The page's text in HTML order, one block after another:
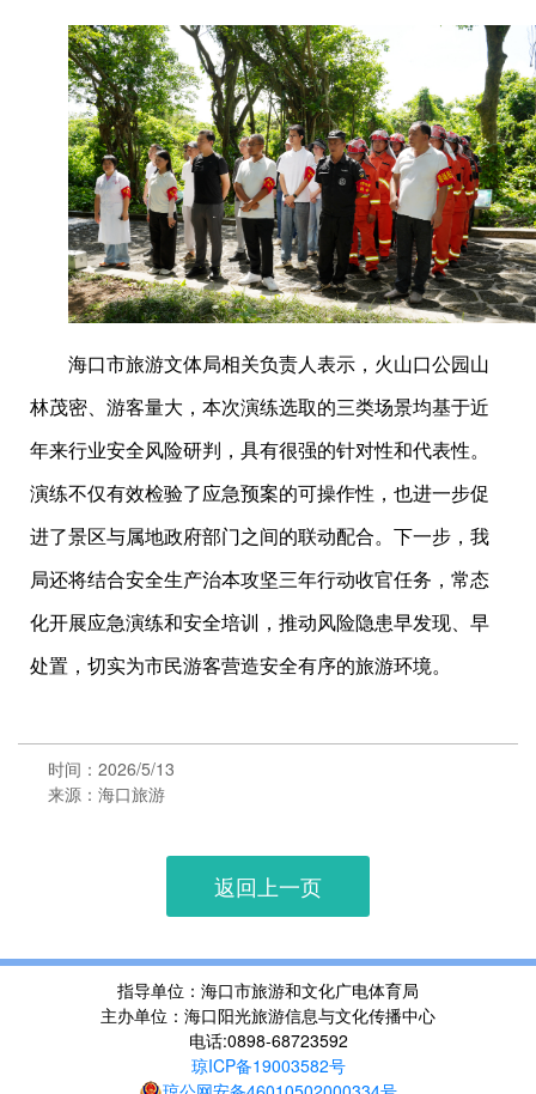
海口市旅游文体局相关负责人表示，火山口公园山
林茂密、游客量大，本次演练选取的三类场景均基于近
年来行业安全风险研判，具有很强的针对性和代表性。
演练不仅有效检验了应急预案的可操作性，也进一步促
进了景区与属地政府部门之间的联动配合。下一步，我
局还将结合安全生产治本攻坚三年行动收官任务，常态
化开展应急演练和安全培训，推动风险隐患早发现、早
处置，切实为市民游客营造安全有序的旅游环境。
时间：2026/5/13
来源：海口旅游
返回上一页
指导单位：海口市旅游和文化广电体育局
主办单位：海口阳光旅游信息与文化传播中心
电话:0898-68723592
琼ICP备19003582号